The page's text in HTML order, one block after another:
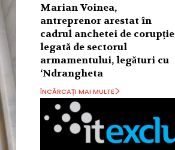
Marian Voinea,
antreprenor arestat în
cadrul anchetei de corupție
legată de sectorul
armamentului, legături cu
‘Ndrangheta
ÎNCĂRCAȚI MAI MULTE